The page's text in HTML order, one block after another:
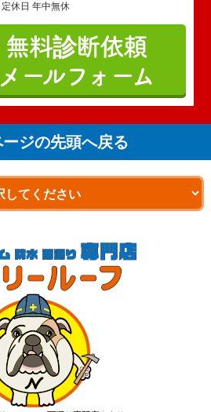
定休日 年中無休
無料診断依頼
メールフォーム
ージの先頭へ戻る